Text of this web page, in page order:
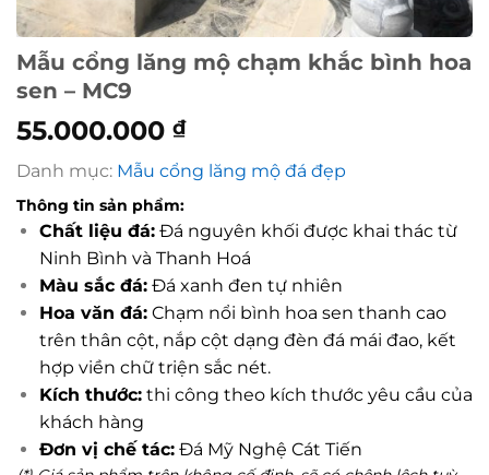
Mẫu cổng lăng mộ chạm khắc bình hoa
sen – MC9
55.000.000 ₫
Danh mục: Mẫu cổng lăng mộ đá đẹp
Thông tin sản phẩm:
Chất liệu đá:Đá nguyên khối được khai thác từ
Ninh Bình và Thanh Hoá
Màu sắc đá:Đá xanh đen tự nhiên
Hoa văn đá:Chạm nổi bình hoa sen thanh cao
trên thân cột, nắp cột dạng đèn đá mái đao, kết
hợp viền chữ triện sắc nét.
Kích thước:thi công theo kích thước yêu cầu của
khách hàng
Đơn vị chế tác:Đá Mỹ Nghệ Cát Tiến